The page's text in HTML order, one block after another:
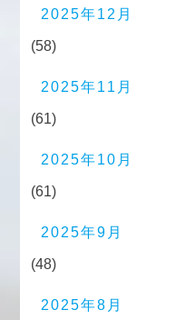
2025年12月
(58)
2025年11月
(61)
2025年10月
(61)
2025年9月
(48)
2025年8月